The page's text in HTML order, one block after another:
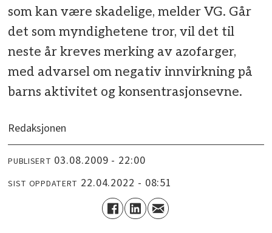
som kan være skadelige, melder VG. Går
det som myndighetene tror, vil det til
neste år kreves merking av azofarger,
med advarsel om negativ innvirkning på
barns aktivitet og konsentrasjonsevne.
Redaksjonen
PUBLISERT 03.08.2009 - 22:00
SIST OPPDATERT 22.04.2022 - 08:51